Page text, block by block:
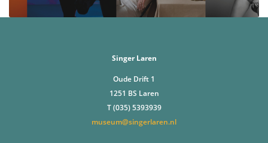
Singer Laren
Oude Drift 1
1251 BS Laren
T (035) 5393939
museum@singerlaren.nl